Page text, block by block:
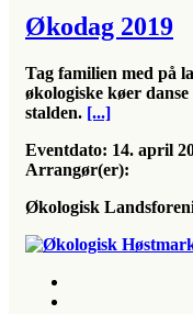
Økodag 2019
Tag familien med på
økologiske køer
stalden. [...]
Eventdato: 14. april
Arrangør(er):
Økologisk